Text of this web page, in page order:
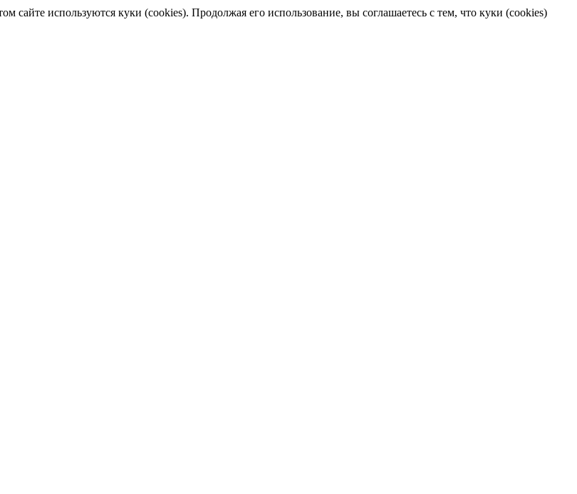
сайте используются куки (cookies). Продолжая его использование, вы соглашаетесь с тем, что куки (cookies)